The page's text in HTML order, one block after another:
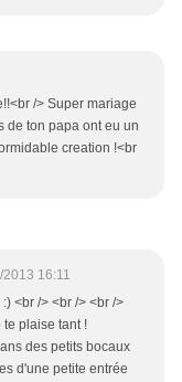
/> Super mariage
de ton papa ont eu un
creation !<br
16:11
<br /> <br /> <br />
te plaise tant !
des petits bocaux
d'une petite entrée